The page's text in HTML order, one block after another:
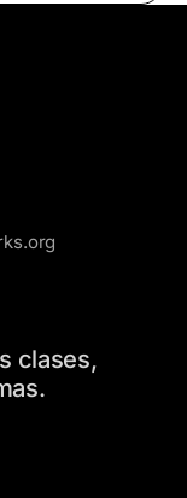
clases,